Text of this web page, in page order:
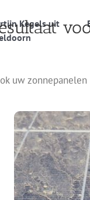
Kegels uit
uw